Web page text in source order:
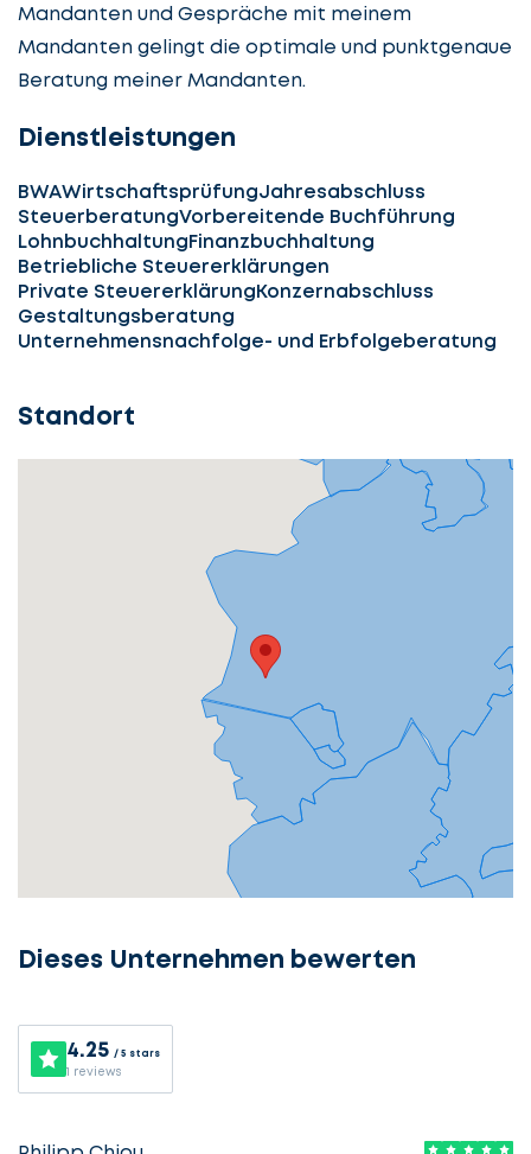
Mandanten und Gespräche mit meinem
Mandanten gelingt die optimale und punktgenaue
Beratung meiner Mandanten.
Dienstleistungen
BWAWirtschaftsprüfungJahresabschluss
SteuerberatungVorbereitende Buchführung
Lohnbuchhaltung Finanzbuchhaltung
Betriebliche Steuererklärungen
Private Steuererklärung Konzernabschluss
Gestaltungsberatung
Unternehmensnachfolge- und Erbfolgeberatung
Standort
Dieses Unternehmen bewerten
4.25 / 5 stars
1 reviews